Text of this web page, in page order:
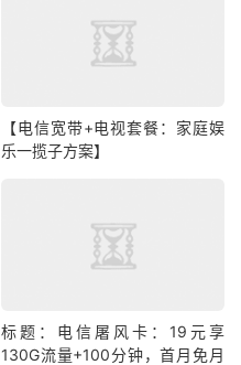
【电信宽带+电视套餐：家庭娱
乐一揽子方案】
标题：电信屠风卡：19元享
130G流量+100分钟，首月免月